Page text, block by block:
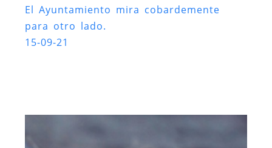
El Ayuntamiento mira cobardemente
para otro lado.
15-09-21